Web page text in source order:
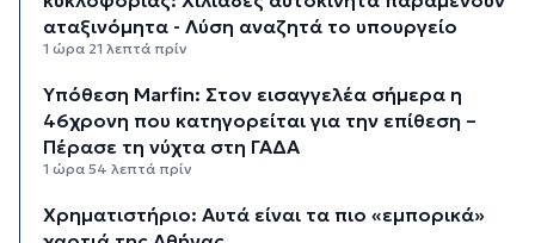
αταξινόμητα - Λύση αναζητά το υπουργείο
1 ώρα 21 λεπτά πρίν
Υπόθεση Marfin: Στον εισαγγελέα σήμερα η
46χρονη που κατηγορείται για την επίθεση –
Πέρασε τη νύχτα στη ΓΑΔΑ
1 ώρα 54 λεπτά πρίν
Χρηματιστήριο: Αυτά είναι τα πιο «εμπορικά»